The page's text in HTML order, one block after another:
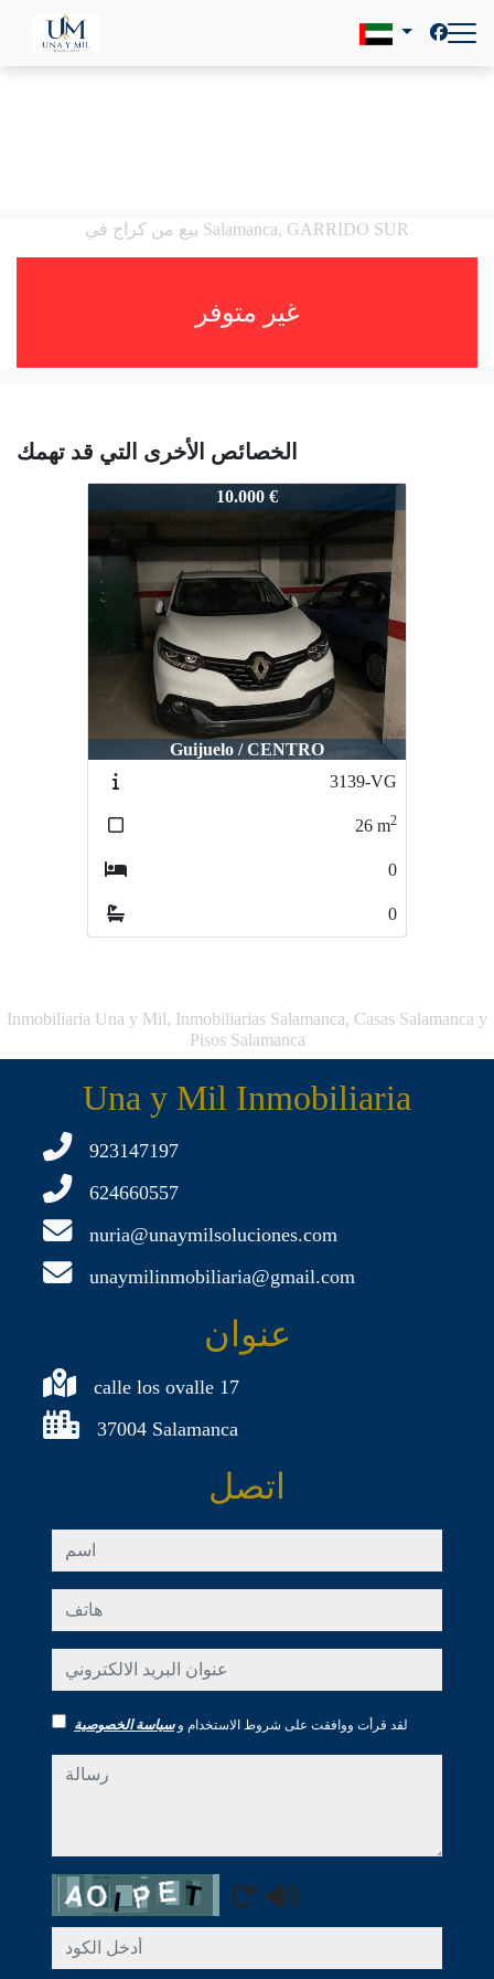
بيع من كراج في Salamanca, GARRIDO SUR
غير متوفر
الخصائص الأخرى التي قد تهمك
10.000 €
Guijuelo / CENTRO
3139-VG
26 m2
0
0
Inmobiliaria Una y Mil, Inmobiliarias Salamanca, Casas Salamanca y
Pisos Salamanca
Una y Mil Inmobiliaria
923147197
624660557
nuria@unaymilsoluciones.com
unaymilinmobiliaria@gmail.com
عنوان
calle los ovalle 17
37004 Salamanca
اتصل
هاتف
عنوان البريد الالكتروني
لقد قرأت ووافقت على شروط الاستخدام وسياسة الخصوصية
رسالة
Captcha